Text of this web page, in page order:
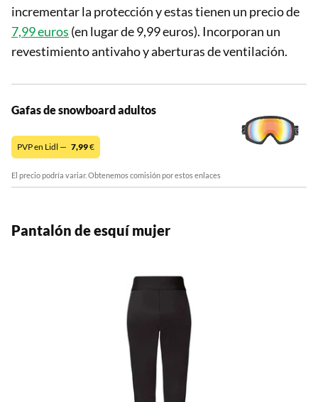
incrementar la protección y estas tienen un precio de
7,99 euros (en lugar de 9,99 euros). Incorporan un
revestimiento antivaho y aberturas de ventilación.
Gafas de snowboard adultos
PVP en Lidl — 7,99€
El precio podría variar. Obtenemos comisión por estos enlaces
Pantalón de esquí mujer